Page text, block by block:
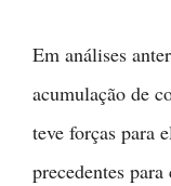
Em análises
acumulação de
teve forças para
precedentes